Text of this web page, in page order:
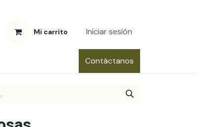
Mi carrito Iniciar sesión
Contáctanos